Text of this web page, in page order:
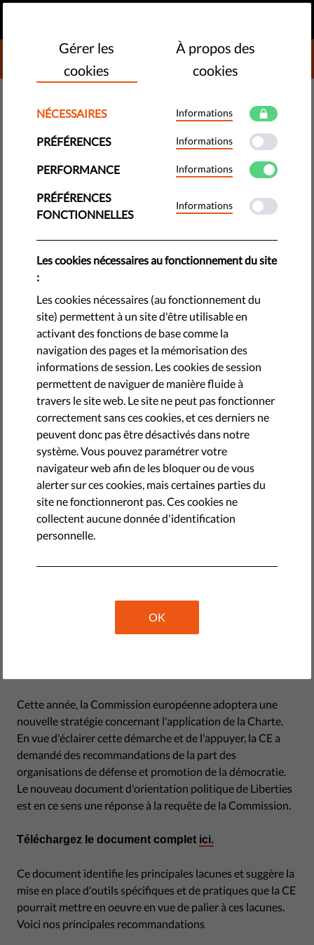
DONATE TO LIBERTIES
Comment la Commission
européenne pourrait devenir un
leader dans le domaine des
droits humains
La Commission écrit une nouvelle stratégie d'application de
la Charte européenne des droits fondamentaux. Le nouveau
document d'orientation politique de Liberties établit quels
sont les outils et pratiques que la Commission devrait mettre
en oeuvre.
by Linda Ravo
juin 03, 2020
Charte des droits fondamentauxest un peu le
catalogue des droits humains de l'UE : un instrument
juridique qui liste les 50 droits fondamentaux que les
institutions de l'UE et États membres doivent promouvoir,
respecter et protéger quand ils agissent dans le cadre dans
leurs compétences et obligations en tant que pays
membres de l'Union.
Cela fait maintenant dix ans que la Charte fait office de loi
contraignante pour les États. La première stratégie relative
2010. L'idée était que l'UE devienne un modèle et fassent
politiques européennes. Depuis, l'UE a réalisé quelques
progrès en matière de respect et promotion des droits
humains, mais néglige souvent leur défense, manque des
Cette année, la Commission européenne adoptera une
nouvelle stratégie concernant l'application de la Charte.
En vue d'éclairer cette démarche et de l'appuyer, la CE a
demandé des recommandations de la part des
organisations de défense et promotion de la démocratie.
Le nouveau document d'orientation politique de Liberties
est en ce sens une réponse à la requête de la Commission.
Téléchargez le document complet ici.
Ce document identifie les principales lacunes et suggère la
mise en place d'outils spécifiques et de pratiques que la CE
pourrait mettre en oeuvre en vue de palier à ces lacunes.
Voici nos principales recommandations
Gérer les
cookies
À propos des
cookies
NÉCESSAIRES Informations
PRÉFÉRENCES Informations
PERFORMANCE Informations
PRÉFÉRENCES
FONCTIONNELLES
Informations
Les cookies nécessaires au fonctionnement du site
:
Les cookies nécessaires (au fonctionnement du
site) permettent à un site d'être utilisable en
activant des fonctions de base comme la
navigation des pages et la mémorisation des
informations de session. Les cookies de session
permettent de naviguer de manière fluide à
travers le site web. Le site ne peut pas fonctionner
correctement sans ces cookies, et ces derniers ne
peuvent donc pas être désactivés dans notre
système. Vous pouvez paramétrer votre
navigateur web afin de les bloquer ou de vous
alerter sur ces cookies, mais certaines parties du
site ne fonctionneront pas. Ces cookies ne
collectent aucune donnée d'identification
personnelle.
OK